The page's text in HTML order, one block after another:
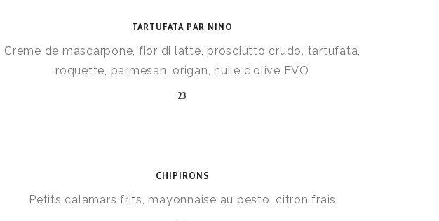
TARTUFATA PAR NINO
Crème de mascarpone, fior di latte, prosciutto crudo, tartufata,
roquette, parmesan, origan, huile d'olive EVO
23
CHIPIRONS
Petits calamars frits, mayonnaise au pesto, citron frais